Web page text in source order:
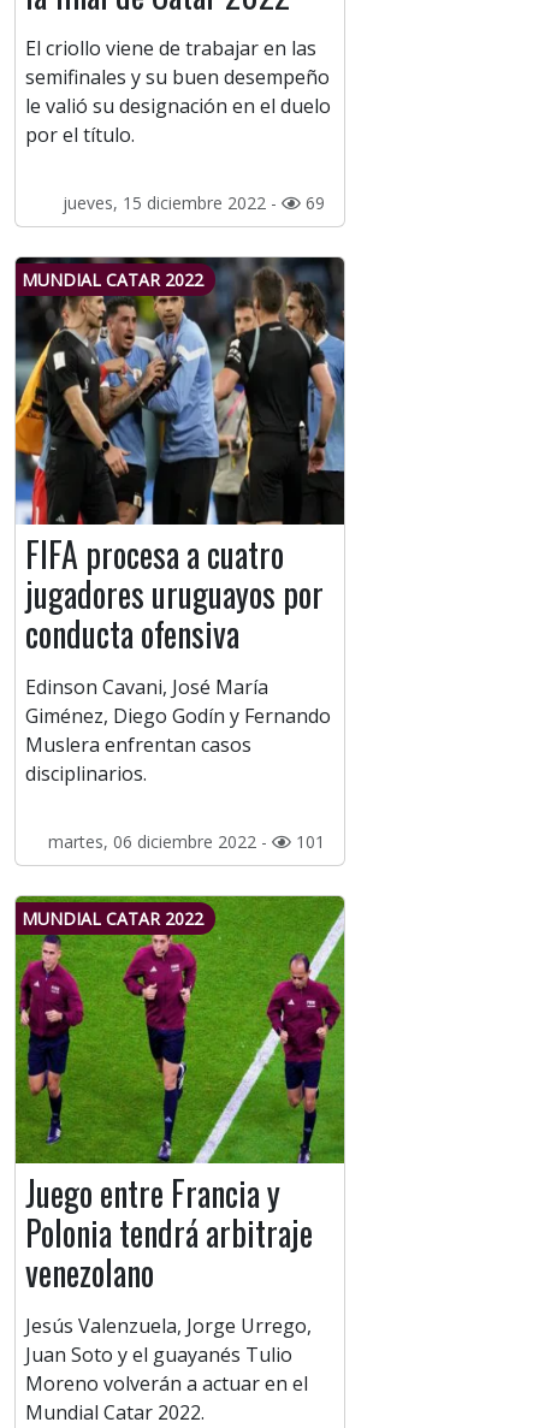
El criollo viene de trabajar en las
semifinales y su buen desempeño
le valió su designación en el duelo
por el título.
jueves, 15 diciembre 2022 - 69
MUNDIAL CATAR 2022
FIFA procesa a cuatro
jugadores uruguayos por
conducta ofensiva
Edinson Cavani, José María
Giménez, Diego Godín y Fernando
Muslera enfrentan casos
disciplinarios.
martes, 06 diciembre 2022 - 101
MUNDIAL CATAR 2022
Juego entre Francia y
Polonia tendrá arbitraje
venezolano
Jesús Valenzuela, Jorge Urrego,
Juan Soto y el guayanés Tulio
Moreno volverán a actuar en el
Mundial Catar 2022.